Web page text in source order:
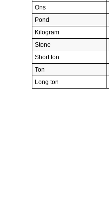
Ons
Pond
Kilogram
Stone
Short ton
Ton
Long ton